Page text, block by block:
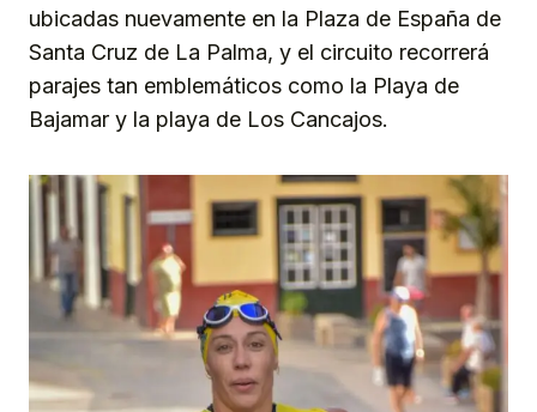
ubicadas nuevamente en la Plaza de España de
Santa Cruz de La Palma, y el circuito recorrerá
parajes tan emblemáticos como la Playa de
Bajamar y la playa de Los Cancajos.